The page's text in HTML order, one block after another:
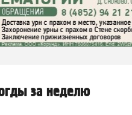
за неделю